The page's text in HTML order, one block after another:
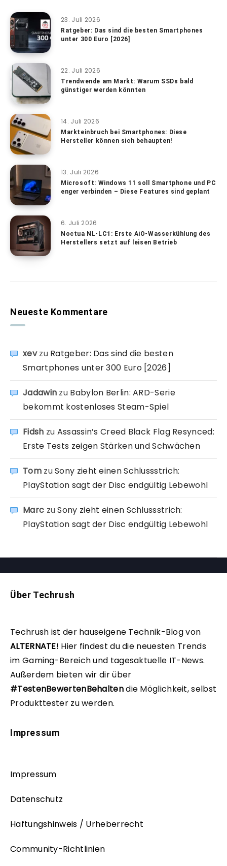
23. Juli 2026
Ratgeber: Das sind die besten Smartphones
unter 300 Euro [2026]
22. Juli 2026
Trendwende am Markt: Warum SSDs bald
günstiger werden könnten
14. Juli 2026
Markteinbruch bei Smartphones: Diese
Hersteller können sich behaupten!
13. Juli 2026
Microsoft: Windows 11 soll Smartphone und PC
enger verbinden – Diese Features sind geplant
6. Juli 2026
Noctua NL-LC1: Erste AiO-Wasserkühlung des
Herstellers setzt auf leisen Betrieb
Neueste Kommentare
xevzu Ratgeber: Das sind die besten
Smartphones unter 300 Euro [2026]
Jadawin zu Babylon Berlin: ARD-Serie
bekommt kostenloses Steam-Spiel
Fidsh zu Assassin’s Creed Black Flag Resynced:
Erste Tests zeigen Stärken und Schwächen
TomzuSony zieht einen Schlussstrich:
PlayStation sagt der Disc endgültig Lebewohl
Marc zuSony zieht einen Schlussstrich:
PlayStation sagt der Disc endgültig Lebewohl
Über Techrush
Techrush ist der hauseigene Technik-Blog von
ALTERNATE! Hier findest du die neuesten Trends
im Gaming-Bereich und tagesaktuelle IT-News.
Außerdem bieten wir dir über
#TestenBewertenBehaltendie Möglichkeit, selbst
Produkttester zu werden.
Impressum
Impressum
Datenschutz
Haftungshinweis / Urheberrecht
Community-Richtlinien